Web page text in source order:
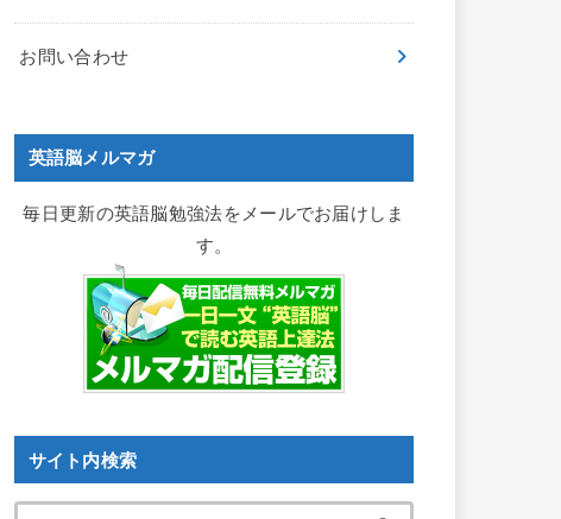
お問い合わせ
英語脳メルマガ
毎日更新の英語脳勉強法をメールでお届けしま
す。
サイト内検索